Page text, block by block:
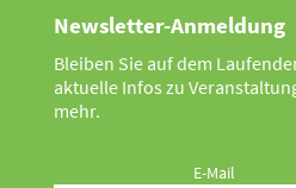
Newsletter-Anmeldung
Bleiben Sie auf dem
aktuelle Infos zu
mehr.
E-Mail